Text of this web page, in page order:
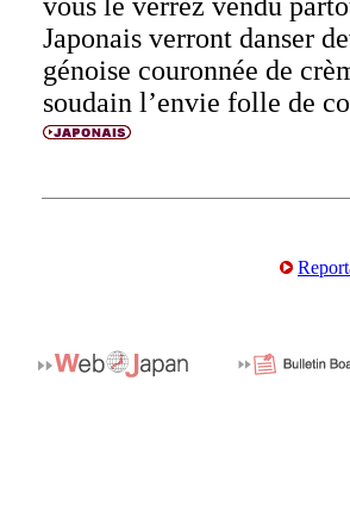
Japonais verront danser
génoise couronnée de
soudain l’envie folle de